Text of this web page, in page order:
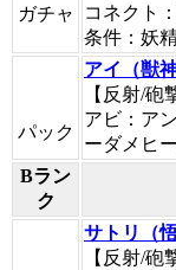
ガチャ
コネクト
条件：妖
パック
アイ（獣神
【反射/砲
アビ：ア
ーダメヒ
Bラン
ク
サトリ（
【反射/砲